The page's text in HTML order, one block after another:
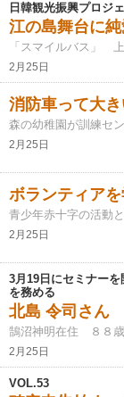
日韓観光振興プロジ
江の島舞台に
「スマイルバス」
2月25日
消防車って大
森の幼稚園が訓練セ
2月25日
ボランティアを
青少年赤十字の活動
2月25日
3月19日にセミナー
を務める
北島 令司さん
鵠沼神明在住 ８８歳
2月25日
VOL.53